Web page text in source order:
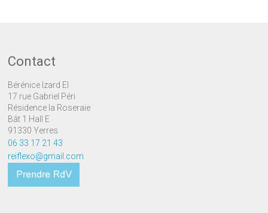
Contact
Bérénice Izard EI
17 rue Gabriel Péri
Résidence la Roseraie
Bât 1 Hall E
91330 Yerres
06 33 17 21 43
reiflexo@gmail.com